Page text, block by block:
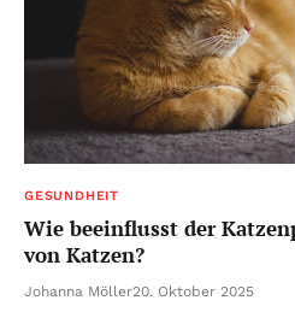
GESUNDHEIT
Wie beeinflusst der
von Katzen?
Johanna Möller20. Oktober 2025